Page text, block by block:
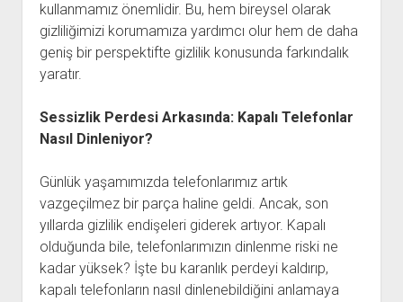
kullanmamız önemlidir. Bu, hem bireysel olarak
gizliliğimizi korumamıza yardımcı olur hem de daha
geniş bir perspektifte gizlilik konusunda farkındalık
yaratır.
Sessizlik Perdesi Arkasında: Kapalı Telefonlar
Nasıl Dinleniyor?
Günlük yaşamımızda telefonlarımız artık
vazgeçilmez bir parça haline geldi. Ancak, son
yıllarda gizlilik endişeleri giderek artıyor. Kapalı
olduğunda bile, telefonlarımızın dinlenme riski ne
kadar yüksek? İşte bu karanlık perdeyi kaldırıp,
kapalı telefonların nasıl dinlenebildiğini anlamaya